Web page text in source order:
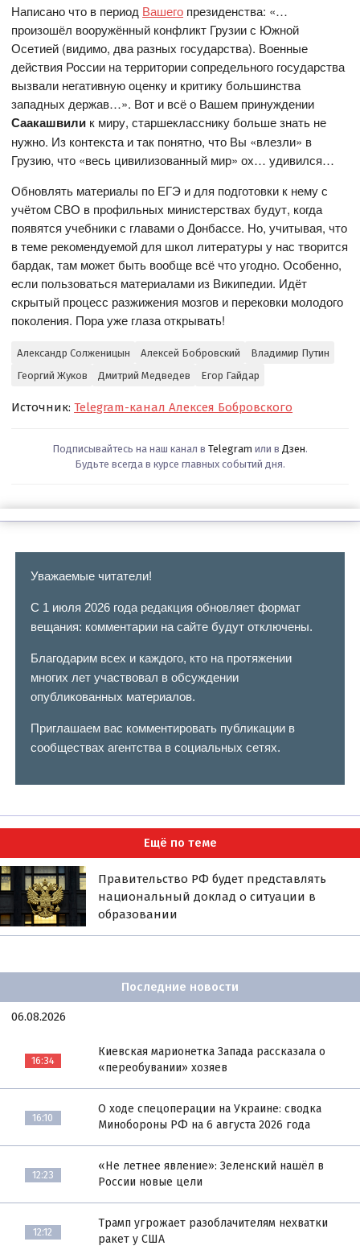
Написано что в период Вашего президенства: «…
произошёл вооружённый конфликт Грузии с Южной
Осетией (видимо, два разных государства). Военные
действия России на территории сопредельного государства
вызвали негативную оценку и критику большинства
западных держав…». Вот и всё о Вашем принуждении
Саакашвили к миру, старшекласснику больше знать не
нужно. Из контекста и так понятно, что Вы «влезли» в
Грузию, что «весь цивилизованный мир» ох… удивился…
Обновлять материалы по ЕГЭ и для подготовки к нему с
учётом СВО в профильных министерствах будут, когда
появятся учебники с главами о Донбассе. Но, учитывая, что
в теме рекомендуемой для школ литературы у нас творится
бардак, там может быть вообще всё что угодно. Особенно,
если пользоваться материалами из Википедии. Идёт
скрытый процесс разжижения мозгов и перековки молодого
поколения. Пора уже глаза открывать!
Александр Солженицын Алексей Бобровский
Владимир Путин
Георгий Жуков
Дмитрий Медведев Егор Гайдар
Источник:Telegram-канал Алексея Бобровского
Подписывайтесь на наш канал в Telegram или в Дзен.
Будьте всегда в курсе главных событий дня.
Уважаемые читатели!
С 1 июля 2026 года редакция обновляет формат
вещания: комментарии на сайте будут отключены.
Благодарим всех и каждого, кто на протяжении
многих лет участвовал в обсуждении
опубликованных материалов.
Приглашаем вас комментировать публикации в
сообществах агентства в социальных сетях.
Ещё по теме
Правительство РФ будет представлять
национальный доклад о ситуации в
образовании
Последние новости
06.08.2026
16:34
Киевская марионетка Запада рассказала о
«переобувании» хозяев
16:10
О ходе спецоперации на Украине: сводка
Минобороны РФ на 6 августа 2026 года
12:23
«Не летнее явление»: Зеленский нашёл в
России новые цели
12:12
Трамп угрожает разоблачителям нехватки
ракет у США